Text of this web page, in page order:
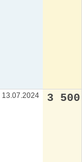
13.07.2024 3 500